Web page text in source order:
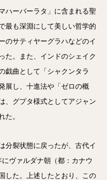
ハーバーラタ」に含まれる聖
最も深淵にして美しい哲学的
のサティヤーグラハなどのイ
た。また、インドのシェイク
戯曲として「シャクンタラ
展し、十進法や「ゼロの概
、グプタ様式としてアジャン
た。
分裂状態に戻ったが、古代イ
ヴァルダナ朝（都：カナウ
した。上述したとおり、この